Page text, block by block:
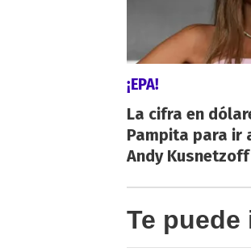
¡EPA!
La cifra en
Pampita para ir
Andy Kusnetzoff
Te puede